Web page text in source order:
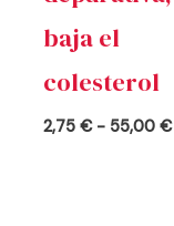
baja el
colesterol
2,75€ - 55,00€